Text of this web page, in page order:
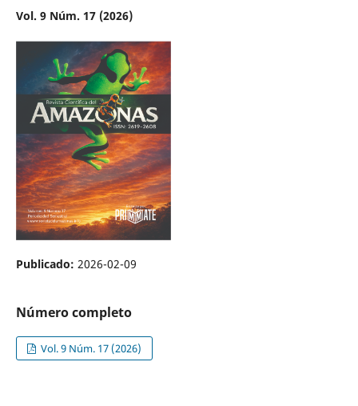
Vol. 9 Núm. 17 (2026)
Publicado: 2026-02-09
Número completo
Vol. 9 Núm. 17 (2026)